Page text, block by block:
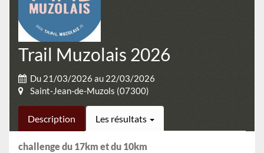
Trail Muzolais 2026
Du 21/03/2026 au 22/03/2026
Saint-Jean-de-Muzols (07300)
Description Les résultats
challenge du 17km et du 10km